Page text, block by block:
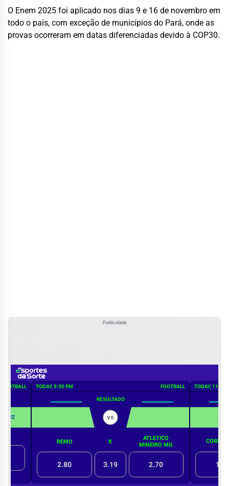
O Enem 2025 foi aplicado nos dias 9 e 16 de novembro em
todo o país, com exceção de municípios do Pará, onde as
provas ocorreram em datas diferenciadas devido à COP30.
Publicidade